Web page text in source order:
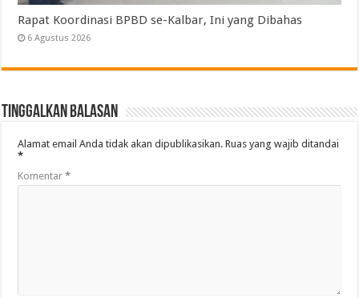
Rapat Koordinasi BPBD se-Kalbar, Ini yang Dibahas
6 Agustus 2026
Tinggalkan Balasan
Alamat email Anda tidak akan dipublikasikan. Ruas yang wajib ditandai
*
Komentar*